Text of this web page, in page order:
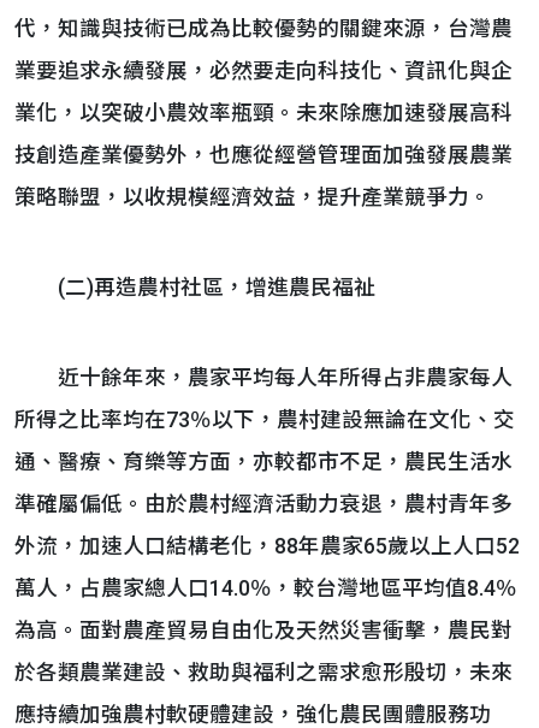
代，知識與技術已成為比較優勢的關鍵來源，台灣農
業要追求永續發展，必然要走向科技化、資訊化與企
業化，以突破小農效率瓶頸。未來除應加速發展高科
技創造產業優勢外，也應從經營管理面加強發展農業
策略聯盟，以收規模經濟效益，提升產業競爭力。
(二)再造農村社區，增進農民福祉
近十餘年來，農家平均每人年所得占非農家每人
所得之比率均在73％以下，農村建設無論在文化、交
通、醫療、育樂等方面，亦較都市不足，農民生活水
準確屬偏低。由於農村經濟活動力衰退，農村青年多
外流，加速人口結構老化，88年農家65歲以上人口52
萬人，占農家總人口14.0％，較台灣地區平均值8.4％
為高。面對農產貿易自由化及天然災害衝擊，農民對
於各類農業建設、救助與福利之需求愈形殷切，未來
應持續加強農村軟硬體建設，強化農民團體服務功